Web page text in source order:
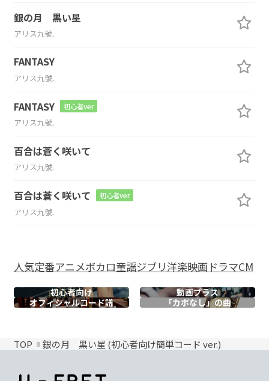
銀の月 黒い星
アリス九號.
FANTASY
アリス九號.
FANTASY 初心者ver
アリス九號.
百合は蒼く咲いて
アリス九號.
百合は蒼く咲いて 初心者ver
アリス九號.
人気定番アニメボカロ童謡ジブリ洋楽映画ドラマCM
初心者向け
動画プラス
オフィシャルコード譜 「カポなし」の曲
TOP 銀の月 黒い星 (初心者向け簡単コード ver.)